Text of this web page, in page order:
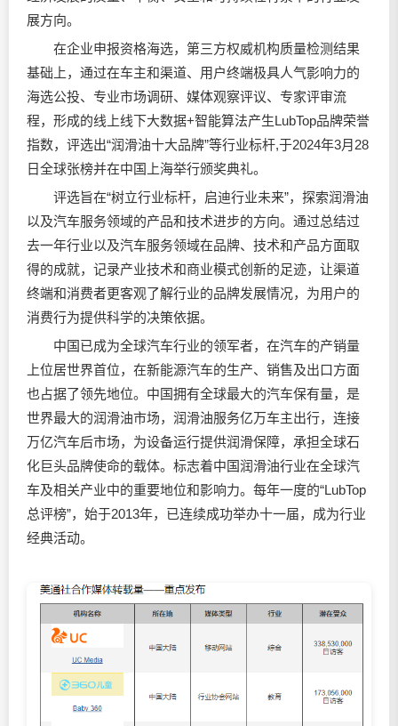
展方向。
在企业申报资格海选，第三方权威机构质量检测结果
基础上，通过在车主和渠道、用户终端极具人气影响力的
海选公投、专业市场调研、媒体观察评议、专家评审流
程，形成的线上线下大数据+智能算法产生LubTop品牌荣誉
指数，评选出“润滑油十大品牌”等行业标杆,于2024年3月28
日全球张榜并在中国上海举行颁奖典礼。
评选旨在“树立行业标杆，启迪行业未来”，探索润滑油
以及汽车服务领域的产品和技术进步的方向。通过总结过
去一年行业以及汽车服务领域在品牌、技术和产品方面取
得的成就，记录产业技术和商业模式创新的足迹，让渠道
终端和消费者更客观了解行业的品牌发展情况，为用户的
消费行为提供科学的决策依据。
中国已成为全球汽车行业的领军者，在汽车的产销量
上位居世界首位，在新能源汽车的生产、销售及出口方面
也占据了领先地位。中国拥有全球最大的汽车保有量，是
世界最大的润滑油市场，润滑油服务亿万车主出行，连接
万亿汽车后市场，为设备运行提供润滑保障，承担全球石
化巨头品牌使命的载体。标志着中国润滑油行业在全球汽
车及相关产业中的重要地位和影响力。每年一度的“LubTop
总评榜”，始于2013年，已连续成功举办十一届，成为行业
经典活动。